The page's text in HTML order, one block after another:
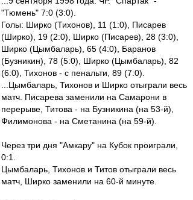
"Тюмень" 7:0 (3:0).
Голы: Ширко (Тихонов), 11 (1:0), Писарев
(Ширко), 19 (2:0), Ширко (Писарев), 28 (3:0),
Ширко (Цымбаларь), 65 (4:0), Баранов
(Бузникин), 78 (5:0), Ширко (Цымбаларь), 82
(6:0), Тихонов - с пенальти, 89 (7:0).
...Цымбаларь, Тихонов и Ширко отыграли весь
матч. Писарева заменили на Самарони в
перерыве, Титова - на Бузникина (на 53-й),
Филимонова - на Сметанина (на 59-й).
Через три дня "Амкару" на Кубок проиграли,
0:1.
Цымбаларь, Тихонов и Титов отыграли весь
матч, Ширко заменили на 60-й минуте.